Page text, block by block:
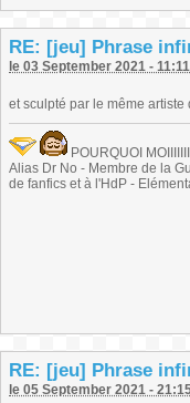
RE: [jeu] Phrase
le 03 September 2021 - 11:11
et sculpté par le même artiste
POURQUOI
Alias Dr No - Membre de la
de fanfics et à l'HdP -
RE: [jeu] Phrase
le 05 September 2021 -